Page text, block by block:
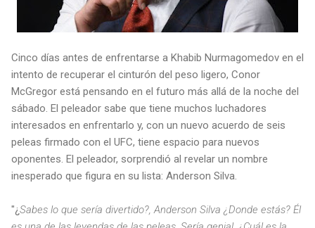
Cinco días antes de enfrentarse a Khabib Nurmagomedov en el
intento de recuperar el cinturón del peso ligero, Conor
McGregor está pensando en el futuro más allá de la noche del
sábado. El peleador sabe que tiene muchos luchadores
interesados ​​en enfrentarlo y, con un nuevo acuerdo de seis
peleas firmado con el UFC, tiene espacio para nuevos
oponentes. El peleador, sorprendió al revelar un nombre
inesperado que figura en su lista: Anderson Silva.
"¿Sabes lo que sería divertido?, Anderson Silva ¿Donde estás? Él